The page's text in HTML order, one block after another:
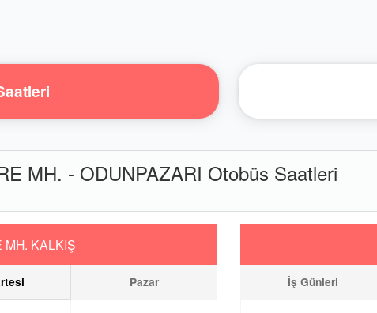
MH. - ODUNPAZARI Otobüs Saatleri
MH. KALKIŞ
Pazar İş Günleri